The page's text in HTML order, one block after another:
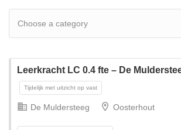
Leerkracht LC 0.4 fte – De
De Muldersteeg Oosterhout